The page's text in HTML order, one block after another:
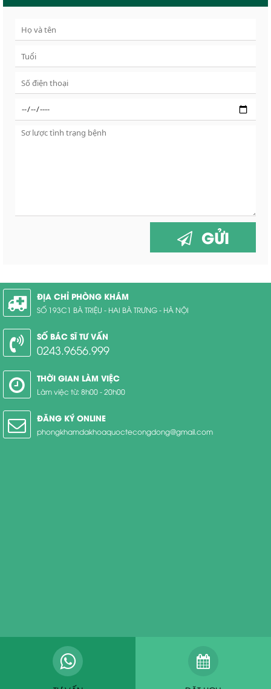
GỬI
ĐỊA CHỈ PHÒNG KHÁM
SỐ 193C1 BÀ TRIỆU - HAI BÀ TRƯNG - HÀ NỘI
SỐ BÁC SĨ TƯ VẤN
0243.9656.999
THỜI GIAN LÀM VIỆC
Làm việc từ: 8h00 - 20h00
ĐĂNG KÝ ONLINE
phongkhamdakhoaquoctecongdong@gmail.com